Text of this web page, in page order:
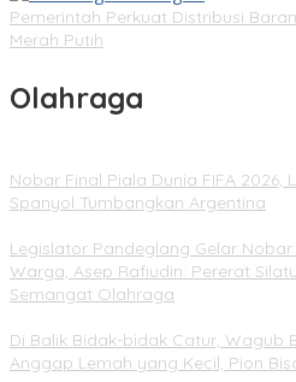
Pemerintah Perkuat Distribusi
Merah Putih
Olahraga
Nobar Final Piala Dunia FIFA 2026,
Spanyol Tumbangkan Argentina
Legislator Pandeglang Gelar
Warga, Asep Rafiudin: Pererat
Semangat Olahraga
Di Balik Bidak-bidak Catur, Wagub
Anggap Lemah yang Kecil, Pion